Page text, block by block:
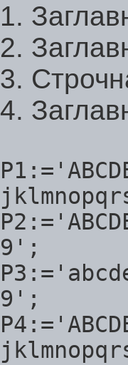
1.
2.
3.
4.
9';
9';